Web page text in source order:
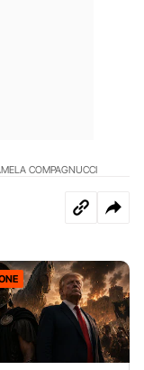
COMPAGNUCCI